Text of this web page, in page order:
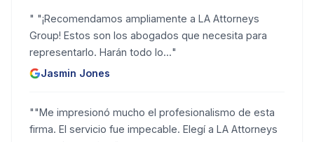
" "¡Recomendamos ampliamente a LA Attorneys
Group! Estos son los abogados que necesita para
representarlo. Harán todo lo..."
Jasmin Jones
""Me impresionó mucho el profesionalismo de esta
firma. El servicio fue impecable. Elegí a LA Attorneys